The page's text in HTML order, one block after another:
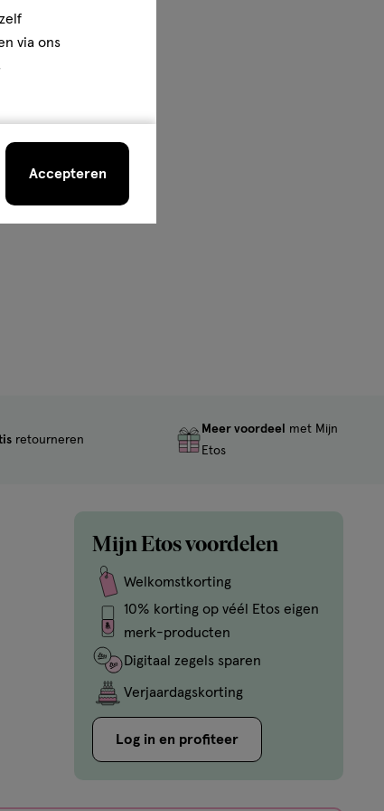
retourneren
Meer voordeel
met Mijn
Etos
Mijn Etos voordelen
Welkomstkorting
10% korting op véél Etos eigen
merk-producten
Digitaal zegels sparen
Verjaardagskorting
Log in en profiteer
via ons
Accepteren